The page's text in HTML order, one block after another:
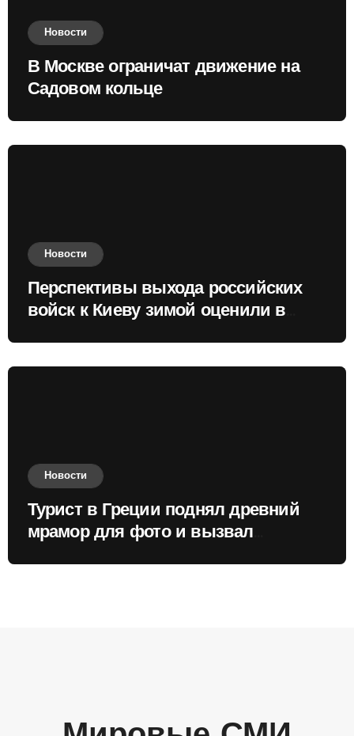
Новости
В Москве ограничат движение на
Садовом кольце
Новости
Перспективы выхода российских
войск к Киеву зимой оценили в
Новости
Турист в Греции поднял древний
мрамор для фото и вызвал